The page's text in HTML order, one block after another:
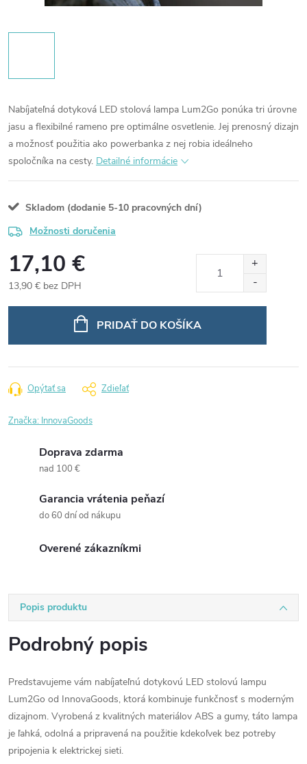
Nabíjateľná dotyková LED stolová lampa Lum2Go ponúka tri úrovne
jasu a flexibilné rameno pre optimálne osvetlenie. Jej prenosný dizajn
a možnosť použitia ako powerbanka z nej robia ideálneho
spoločníka na cesty. Detailné informácie
Skladom (dodanie 5-10 pracovných dní)
Možnosti doručenia
17,10 €
13,90 € bez DPH
PRIDAŤ DO KOŠÍKA
Opýtať sa Zdieľať
Značka: InnovaGoods
Doprava zdarma
nad 100 €
Garancia vrátenia peňazí
do 60 dní od nákupu
Overené zákazníkmi
Popis produktu
Podrobný popis
Predstavujeme vám nabíjateľnú dotykovú LED stolovú lampu
Lum2Go od InnovaGoods, ktorá kombinuje funkčnosť s moderným
dizajnom. Vyrobená z kvalitných materiálov ABS a gumy, táto lampa
je ľahká, odolná a pripravená na použitie kdekoľvek bez potreby
pripojenia k elektrickej sieti.